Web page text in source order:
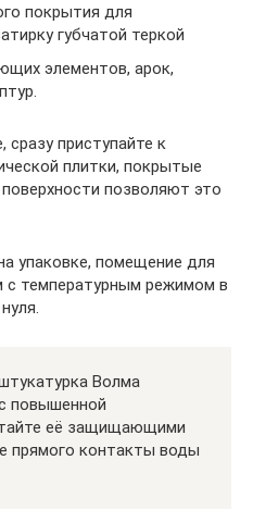
покрытия для
губчатой теркой
элементов, арок,
приступайте к
плитки, покрытые
позволяют это
упаковке, помещение для
температурным режимом в
Волма
повышенной
её защищающими
прямого контакты воды